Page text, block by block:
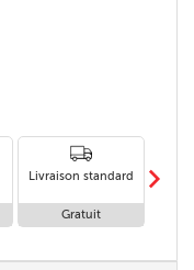
Livraison standard
Gratuit
m